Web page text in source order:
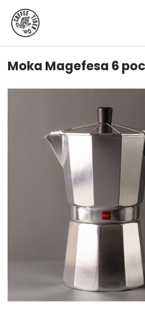
Moka Magefesa 6